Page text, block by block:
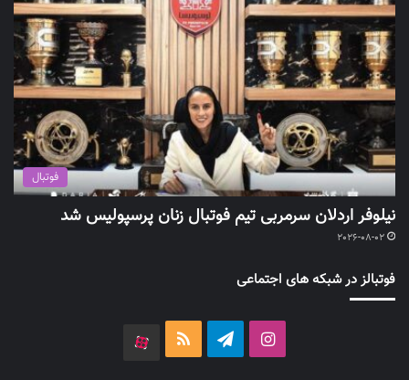
فوتبال
نیلوفر اردلان سرمربی تیم فوتبال زنان پرسپولیس شد
2026-08-02
فوتبالز در شبکه های اجتماعی
اینستاگرامتلگرام خوراک